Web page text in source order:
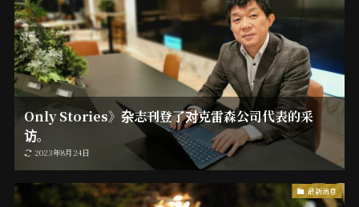
Only Stories》杂志刊登了对克雷森公司代表的采
访。
2023年8月24日
最新消息